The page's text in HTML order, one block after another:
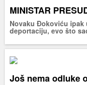
MINISTAR
Novaku Đokoviću
deportaciju, evo što
Još nema odluke